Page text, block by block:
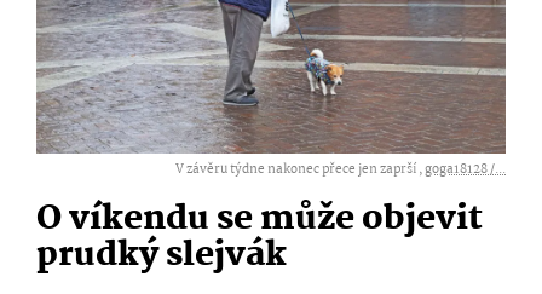
V závěru týdne nakonec přece jen zaprší ,goga18128 /...
O víkendu se může objevit
prudký slejvák